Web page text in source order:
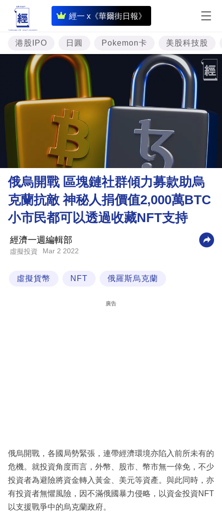
經一 x《華爾街日報》
即
時
財
經
投
資
樓
市
理
財
商
業
科
技
港股IPO 日圓 Pokemon卡 美股科技股
俄烏開戰 區塊鏈社群傾力募款助烏
克蘭抗敵 神秘人捐價值2,000萬BTC
小市民都可以透過收藏NFT支持
經濟一週編輯部
虛擬投資 Mar 2 2022
虛擬貨幣 NFT 俄羅斯烏克蘭
廣告
俄烏開戰，各國局勢緊張，連帶經濟環境亦陷入前所未有的
危機。就投資角度而言，外幣、股市、幣市無一倖免，不少
投資者為避險將資金轉入黃金、美元等資產。與此同時，亦
有投資者無懼風險，因不滿俄國暴力侵略，以資金投資NFT
以支援戰爭中的烏克蘭政府。